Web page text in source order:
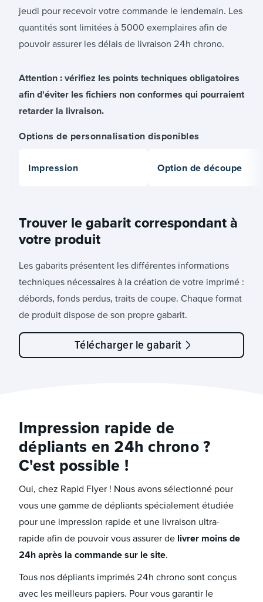
jeudi pour recevoir votre commande le lendemain. Les
quantités sont limitées à 5000 exemplaires afin de
pouvoir assurer les délais de livraison 24h chrono.
Attention : vérifiez les points techniques obligatoires
afin d'éviter les fichiers non conformes qui pourraient
retarder la livraison.
Options de personnalisation disponibles
Impression Option de découpe
Trouver le gabarit correspondant à
votre produit
Les gabarits présentent les différentes informations
techniques nécessaires à la création de votre imprimé :
débords, fonds perdus, traits de coupe. Chaque format
de produit dispose de son propre gabarit.
Télécharger le gabarit
Impression rapide de
dépliants en 24h chrono ?
C'est possible !
Oui, chez Rapid Flyer ! Nous avons sélectionné pour
vous une gamme de dépliants spécialement étudiée
pour une impression rapide et une livraison ultra-
rapide afin de pouvoir vous assurer de livrer moins de
24h après la commande sur le site.
Tous nos dépliants imprimés 24h chrono sont conçus
avec les meilleurs papiers. Pour vous garantir le